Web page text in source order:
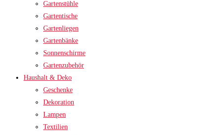
Gartenstühle
Gartentische
Gartenliegen
Gartenbänke
Sonnenschirme
Gartenzubehör
Haushalt & Deko
Geschenke
Dekoration
Lampen
Textilien